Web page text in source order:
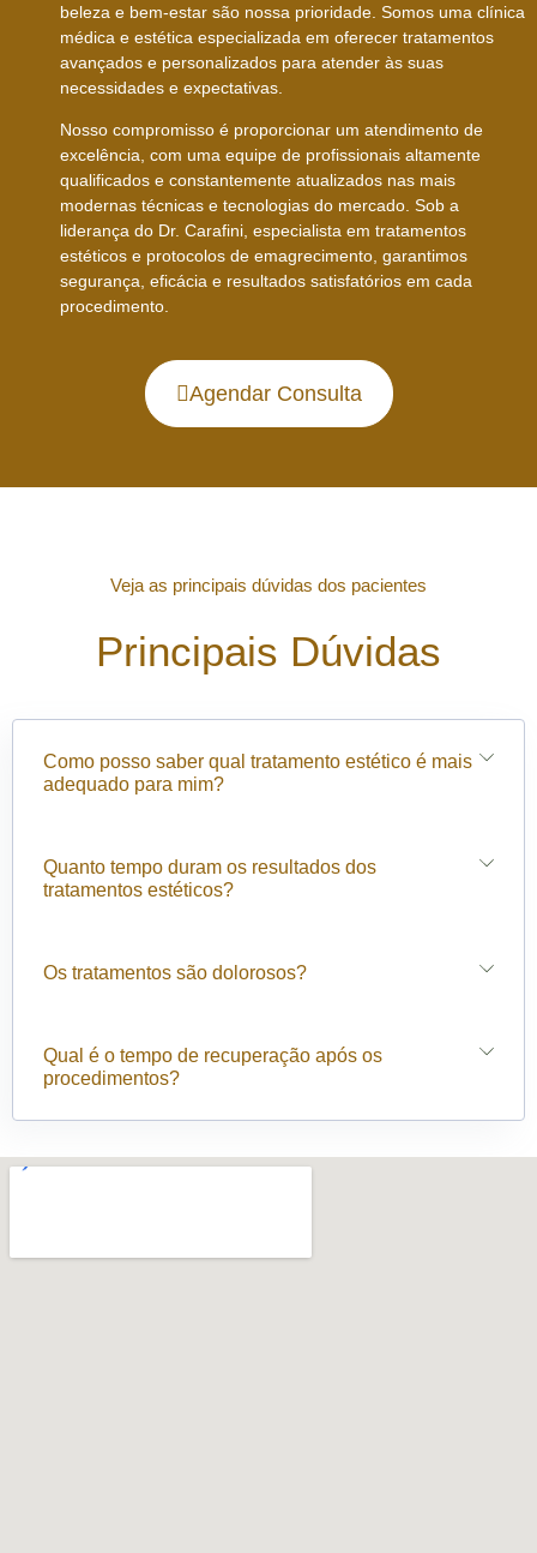
beleza e bem-estar são nossa prioridade. Somos uma clínica
médica e estética especializada em oferecer tratamentos
avançados e personalizados para atender às suas
necessidades e expectativas.
Nosso compromisso é proporcionar um atendimento de
excelência, com uma equipe de profissionais altamente
qualificados e constantemente atualizados nas mais
modernas técnicas e tecnologias do mercado. Sob a
liderança do Dr. Carafini, especialista em tratamentos
estéticos e protocolos de emagrecimento, garantimos
segurança, eficácia e resultados satisfatórios em cada
procedimento.
Agendar Consulta
Veja as principais dúvidas dos pacientes
Principais Dúvidas
Como posso saber qual tratamento estético é mais
adequado para mim?
Quanto tempo duram os resultados dos
tratamentos estéticos?
Os tratamentos são dolorosos?
Qual é o tempo de recuperação após os
procedimentos?